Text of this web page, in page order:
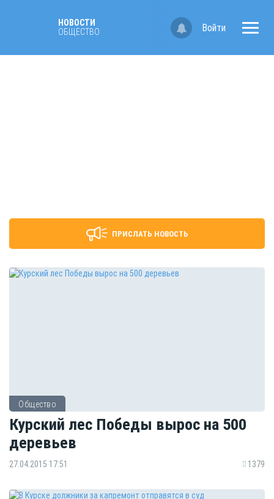
НОВОСТИ
ОБЩЕСТВО
Войти
ПРИСЛАТЬ НОВОСТЬ
Общество
Курский лес Победы вырос на 500
деревьев
27.04.2015 17:51 1379